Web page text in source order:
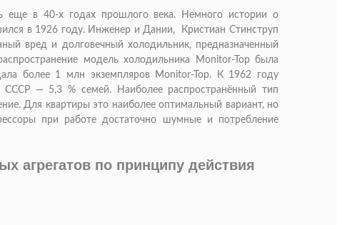
еще в 40-х годах прошлого века. Немного истории о
в 1926 году. Инженер и Дании, Кристиан Стинструп
вред и долговечный холодильник, предназначенный
модель холодильника Monitor-Top была
более 1 млн экземпляров Monitor-Top. К 1962 году
— 5,3 % семей. Наиболее распространённый тип
Для квартиры это наиболее оптимальный вариант, но
при работе достаточно шумные и потребление
агрегатов по принципу действия